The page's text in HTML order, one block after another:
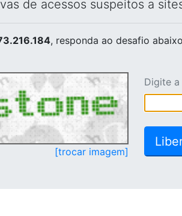
de acessos suspeitos a
, responda ao desafio
[trocar imagem]
Digite